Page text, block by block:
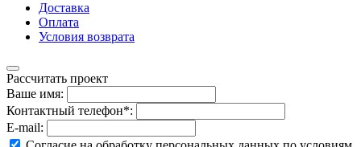
Доставка
Оплата
Условия возврата
Рассчитать проект
Ваше имя:
Контактный телефон*:
E-mail: